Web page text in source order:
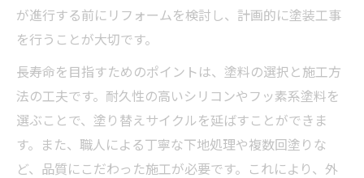
が進行する前にリフォームを検討し、計画的に塗装工事
を行うことが大切です。
長寿命を目指すためのポイントは、塗料の選択と施工方
法の工夫です。耐久性の高いシリコンやフッ素系塗料を
選ぶことで、塗り替えサイクルを延ばすことができま
す。また、職人による丁寧な下地処理や複数回塗りな
ど、品質にこだわった施工が必要です。これにより、外